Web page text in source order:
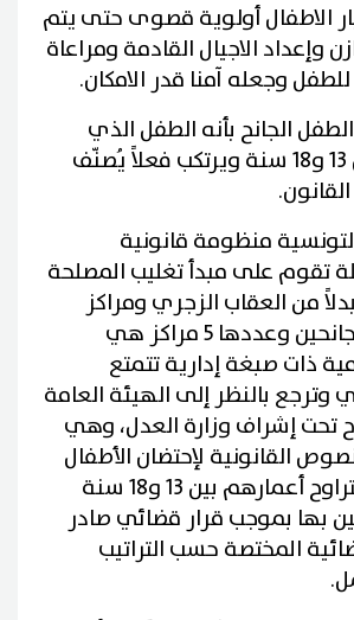
الاطفال أولوية قصوى حتى يتم
وإعداد الاجيال القادمة ومراعاة
وجعله آمنا قدر الامكان.
الجانح بأنه الطفل الذي
يتراوح عمره بين 13 و18 سنة ويرتكب فعلاً يُصنّف
منظومة قانونية
تقوم على مبدأ تغليب المصلحة
من العقاب الزجري ومراكز
إصلاح الأطفال الجانحين وعددها 5 مراكز هي
ذات صبغة إدارية تتمتع
وترجع بالنظر إلى الهيئة العامة
تحت إشراف وزارة العدل، وهي
القانونية لإحتضان الأطفال
الجانحين الذين تتراوح أعمارهم بين 13 و18 سنة
بها بموجب قرار قضائي صادر
المختصة حسب التراتيب